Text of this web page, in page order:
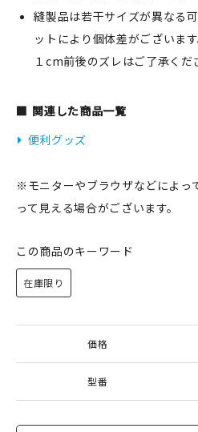
縫製品は若干サイズが異なる
ットにより個体差がございます
１cm前後のズレはご了承くだ
関連した商品一覧
便利グッズ
※モニターやブラウザなどによっ
って見える場合がございます。
この商品のキーワード
在庫限り
価格
型番